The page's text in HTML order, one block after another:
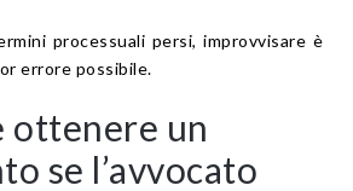
processuali persi, improvvisare è
errore possibile.
ottenere un
se l’avvocato